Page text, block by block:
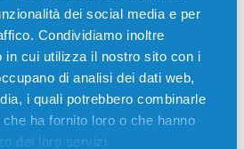
dei social media e per
Condividiamo inoltre
in cui utilizza il nostro sito con i
di analisi dei dati web,
i quali potrebbero combinarle
ha fornito loro o che hanno
dei loro servizi.
originale NERO 6000 pagine per
COLOR MF2400